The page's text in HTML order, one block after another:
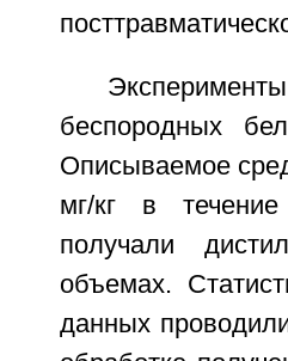
беспородных
Описываемое
мг/кг в
получали
объемах.
данных